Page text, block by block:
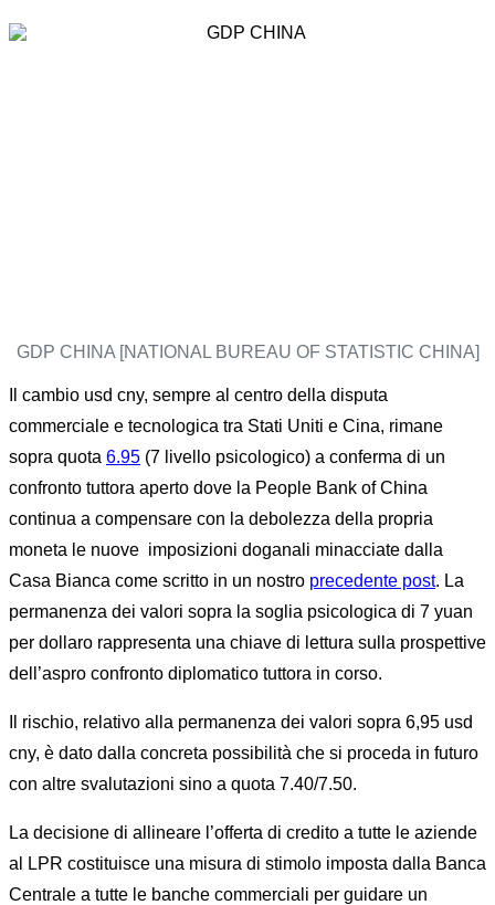
GDP CHINA [NATIONAL BUREAU OF STATISTIC CHINA]
Il cambio usd cny, sempre al centro della disputa
commerciale e tecnologica tra Stati Uniti e Cina, rimane
sopra quota 6.95 (7 livello psicologico) a conferma di un
confronto tuttora aperto dove la People Bank of China
continua a compensare con la debolezza della propria
moneta le nuove imposizioni doganali minacciate dalla
Casa Bianca come scritto in un nostro precedente post. La
permanenza dei valori sopra la soglia psicologica di 7 yuan
per dollaro rappresenta una chiave di lettura sulla prospettive
dell’aspro confronto diplomatico tuttora in corso.
Il rischio, relativo alla permanenza dei valori sopra 6,95 usd
cny, è dato dalla concreta possibilità che si proceda in futuro
con altre svalutazioni sino a quota 7.40/7.50.
La decisione di allineare l’offerta di credito a tutte le aziende
al LPR costituisce una misura di stimolo imposta dalla Banca
Centrale a tutte le banche commerciali per guidare un